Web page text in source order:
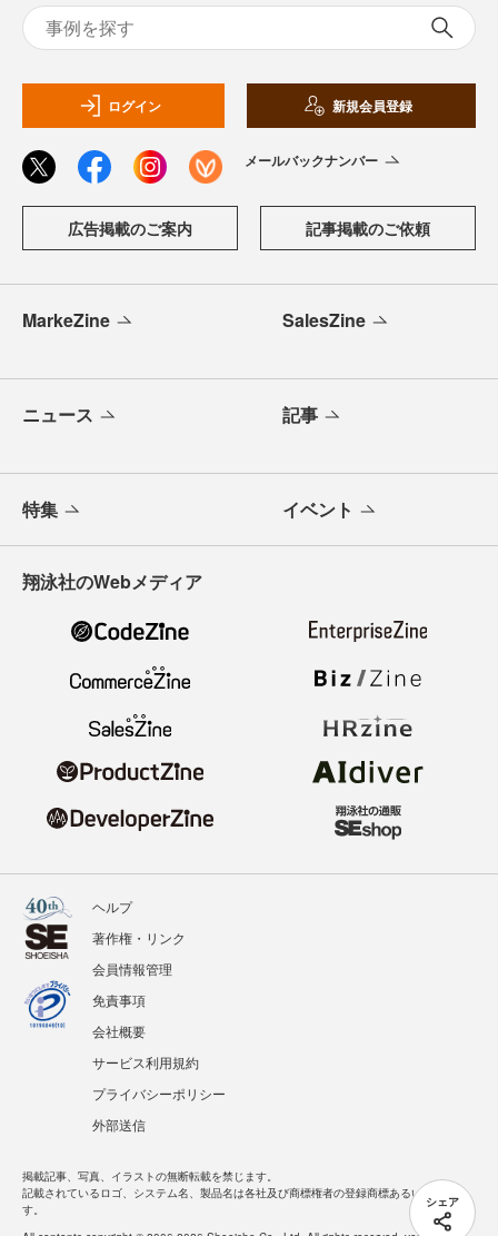
シェア
ログイン 新規会員登録
メールバックナンバー
広告掲載のご案内 記事掲載のご依頼
MarkeZine SalesZine
ニュース 記事
特集 イベント
翔泳社のWebメディア
ヘルプ
著作権・リンク
会員情報管理
免責事項
会社概要
サービス利用規約
プライバシーポリシー
外部送信
掲載記事、写真、イラストの無断転載を禁じます。
記載されているロゴ、システム名、製品名は各社及び商標権者の登録商標あるいは商標で
す。